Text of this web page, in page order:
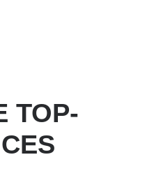
TOP-